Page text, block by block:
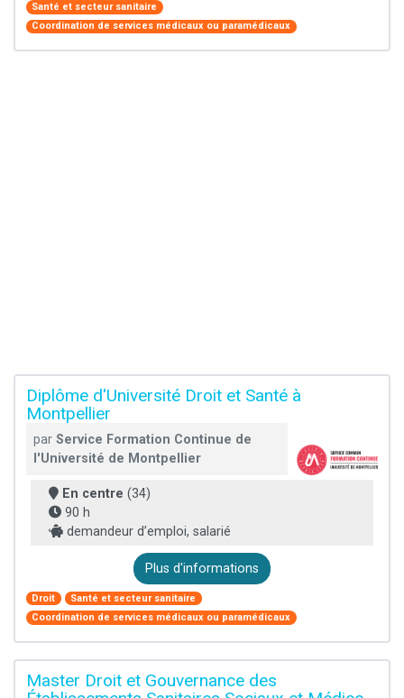
Santé et secteur sanitaire
Coordination de services médicaux ou paramédicaux
Diplôme d'Université Droit et Santé à
Montpellier
par Service Formation Continue de
l'Université de Montpellier
En centre (34)
90 h
demandeur d’emploi, salarié
Plus d'informations
Droit
Santé et secteur sanitaire
Coordination de services médicaux ou paramédicaux
Master Droit et Gouvernance des